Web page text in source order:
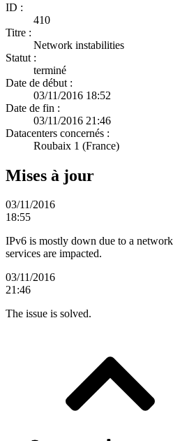
ID :
410
Titre :
Network instabilities
Statut :
terminé
Date de début :
03/11/2016 18:52
Date de fin :
03/11/2016 21:46
Datacenters concernés :
Roubaix 1 (France)
Mises à jour
03/11/2016
18:55
IPv6 is mostly down due to a
services are impacted.
03/11/2016
21:46
The issue is solved.